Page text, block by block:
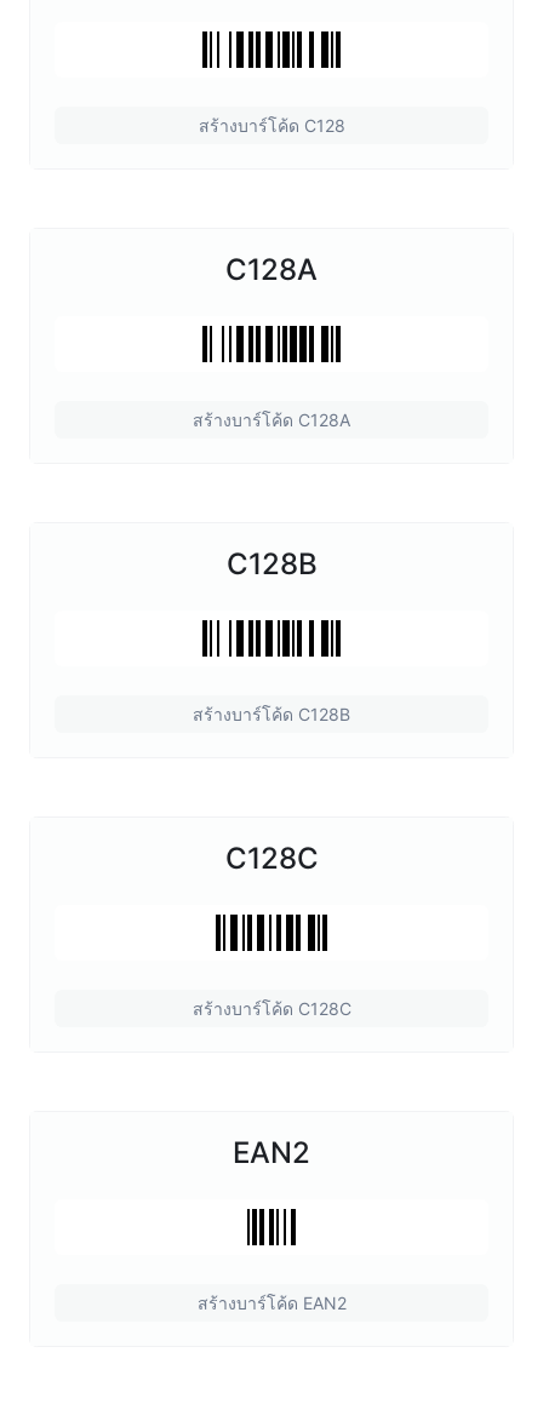
สร้างบาร์โค้ด C128
C128A
สร้างบาร์โค้ด C128A
C128B
สร้างบาร์โค้ด C128B
C128C
สร้างบาร์โค้ด C128C
EAN2
สร้างบาร์โค้ด EAN2